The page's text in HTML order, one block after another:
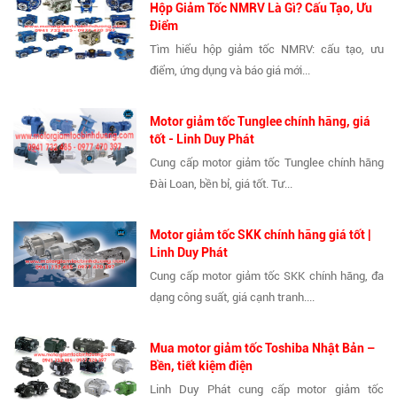
Hộp Giảm Tốc NMRV Là Gì? Cấu Tạo, Ưu
Điểm
Tìm hiểu hộp giảm tốc NMRV: cấu tạo, ưu
điểm, ứng dụng và báo giá mới...
Motor giảm tốc Tunglee chính hãng, giá
tốt - Linh Duy Phát
Cung cấp motor giảm tốc Tunglee chính hãng
Đài Loan, bền bỉ, giá tốt. Tư...
Motor giảm tốc SKK chính hãng giá tốt |
Linh Duy Phát
Cung cấp motor giảm tốc SKK chính hãng, đa
dạng công suất, giá cạnh tranh....
Mua motor giảm tốc Toshiba Nhật Bản –
Bền, tiết kiệm điện
Linh Duy Phát cung cấp motor giảm tốc